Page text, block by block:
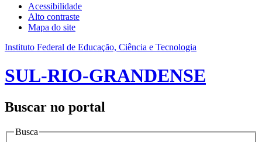
Acessibilidade
Alto contraste
Mapa do site
Instituto Federal de Educação, Ciência e Tecnologia
SUL-RIO-GRANDENSE
Buscar no portal
Busca